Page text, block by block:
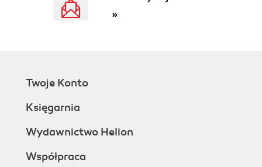
»
Twoje Konto
Księgarnia
Wydawnictwo Helion
Współpraca